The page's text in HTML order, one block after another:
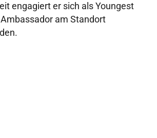
engagiert er sich als Youngest
Ambassador am Standort